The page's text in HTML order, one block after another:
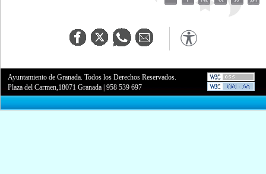
Ayuntamiento de Granada. Todos los Derechos Reservados.
Plaza del Carmen,18071 Granada |958 539 697